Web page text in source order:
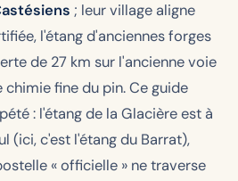
; leur village aligne
l'étang d'anciennes forges
de 27 km sur l'ancienne voie
fine du pin. Ce guide
: l'étang de la Glacière est à
(ici, c'est l'étang du Barrat),
« officielle » ne traverse